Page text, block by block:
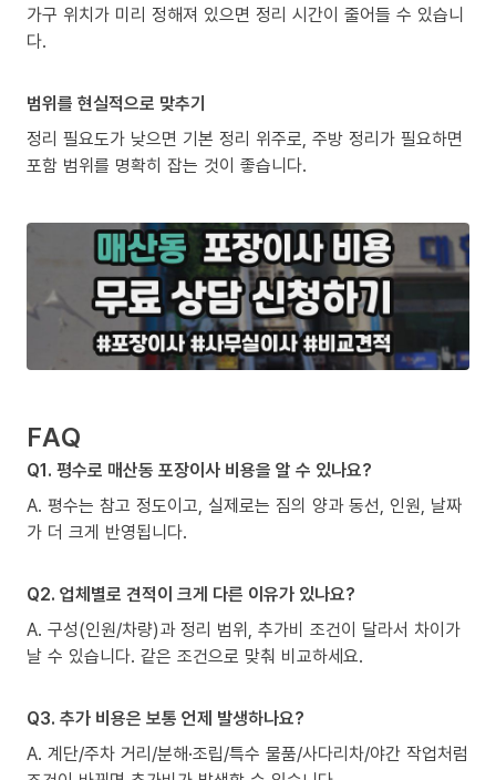
가구 위치가 미리 정해져 있으면 정리 시간이 줄어들 수 있습니
다.
범위를 현실적으로 맞추기
정리 필요도가 낮으면 기본 정리 위주로, 주방 정리가 필요하면
포함 범위를 명확히 잡는 것이 좋습니다.
FAQ
Q1. 평수로 매산동 포장이사 비용을 알 수 있나요?
A. 평수는 참고 정도이고, 실제로는 짐의 양과 동선, 인원, 날짜
가 더 크게 반영됩니다.
Q2. 업체별로 견적이 크게 다른 이유가 있나요?
A. 구성(인원/차량)과 정리 범위, 추가비 조건이 달라서 차이가
날 수 있습니다. 같은 조건으로 맞춰 비교하세요.
Q3. 추가 비용은 보통 언제 발생하나요?
A. 계단/주차 거리/분해·조립/특수 물품/사다리차/야간 작업처럼